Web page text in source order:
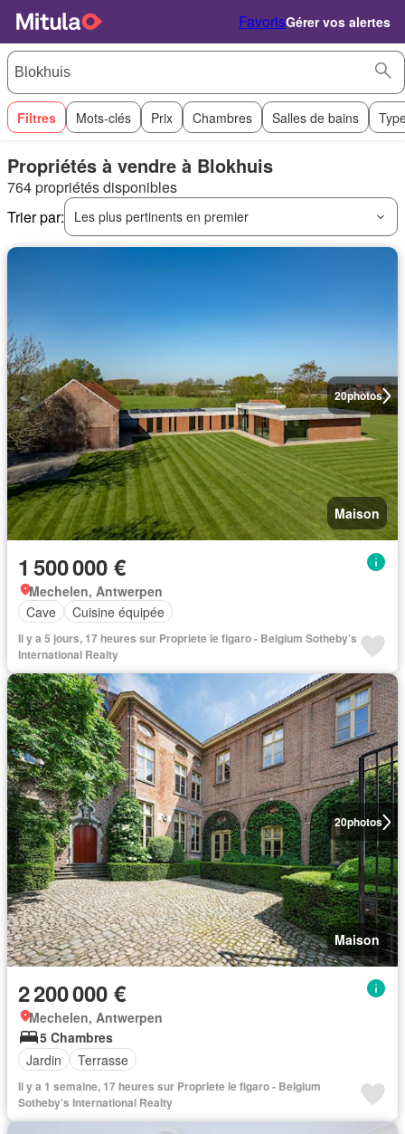
FavorisGérer vos alertes
Filtres Mots-clés Prix Chambres Salles de bains
Propriétés à vendre à Blokhuis
764 propriétés disponibles
Trier par:
Les plus pertinents en premier
20photos
Maison
1 500 000 €
Mechelen, Antwerpen
Cave
Cuisine équipée
Il y a 5 jours, 17 heures sur Propriete le figaro - Belgium Sotheby’s
International Realty
20photos
Maison
2 200 000 €
Mechelen, Antwerpen
5 Chambres
Jardin
Terrasse
Il y a 1 semaine, 17 heures sur Propriete le figaro - Belgium
Sotheby’s International Realty